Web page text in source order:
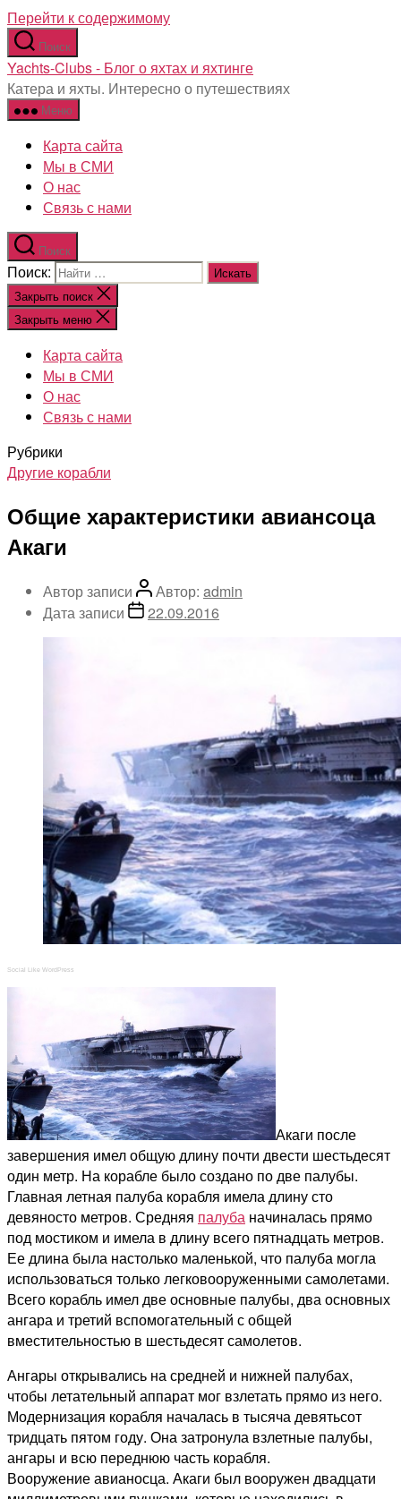
Перейти к содержимому
Поиск
Yachts-Clubs - Блог о яхтах и яхтинге
Катера и яхты. Интересно о путешествиях
Меню
Карта сайта
Мы в СМИ
О нас
Связь с нами
Поиск
Поиск:
Закрыть поиск
Закрыть меню
Карта сайта
Мы в СМИ
О нас
Связь с нами
Рубрики
Другие корабли
Общие характеристики авиансоца
Акаги
Автор записи Автор: admin
Дата записи
22.09.2016
Social Like WordPress
Акаги после
завершения имел общую длину почти двести шестьдесят
один метр. На корабле было создано по две палубы.
Главная летная палуба корабля имела длину сто
девяносто метров. Средняя палуба начиналась прямо
под мостиком и имела в длину всего пятнадцать метров.
Ее длина была настолько маленькой, что палуба могла
использоваться только легковооруженными самолетами.
Всего корабль имел две основные палубы, два основных
ангара и третий вспомогательный с общей
вместительностью в шестьдесят самолетов.
Ангары открывались на средней и нижней палубах,
чтобы летательный аппарат мог взлетать прямо из него.
Модернизация корабля началась в тысяча девятьсот
тридцать пятом году. Она затронула взлетные палубы,
ангары и всю переднюю часть корабля.
Вооружение авианосца. Акаги был вооружен двадцати